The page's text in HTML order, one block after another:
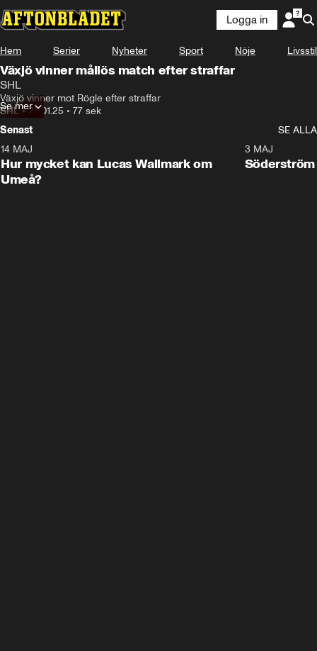
Logga in
Hem Serier Nyheter Sport Nöje Livsstil
Växjö vinner mållös match efter straffar
SHL
Växjö vinner mot Rögle efter straffar
SHL•25.01.25 • 77 sek
Se mer
Senast
SE ALLA
Plus
14 MAJ
Hur mycket kan Lucas Wallmark om
Umeå?
3 MAJ